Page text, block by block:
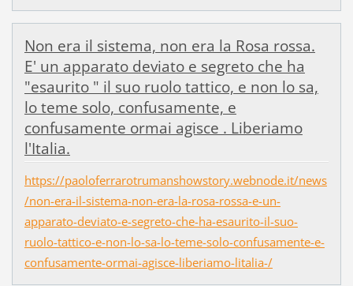
Non era il sistema, non era la Rosa rossa.
E' un apparato deviato e segreto che ha
"esaurito " il suo ruolo tattico, e non lo sa,
lo teme solo, confusamente, e
confusamente ormai agisce . Liberiamo
l'Italia.
https://paoloferrarotrumanshowstory.webnode.it/news
/non-era-il-sistema-non-era-la-rosa-rossa-e-un-
apparato-deviato-e-segreto-che-ha-esaurito-il-suo-
ruolo-tattico-e-non-lo-sa-lo-teme-solo-confusamente-e-
confusamente-ormai-agisce-liberiamo-litalia-/